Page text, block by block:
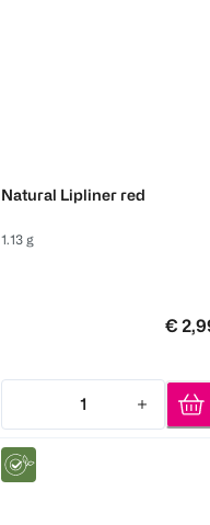
Natural Lipliner red
1.13 g
€
1
Quantity: 1